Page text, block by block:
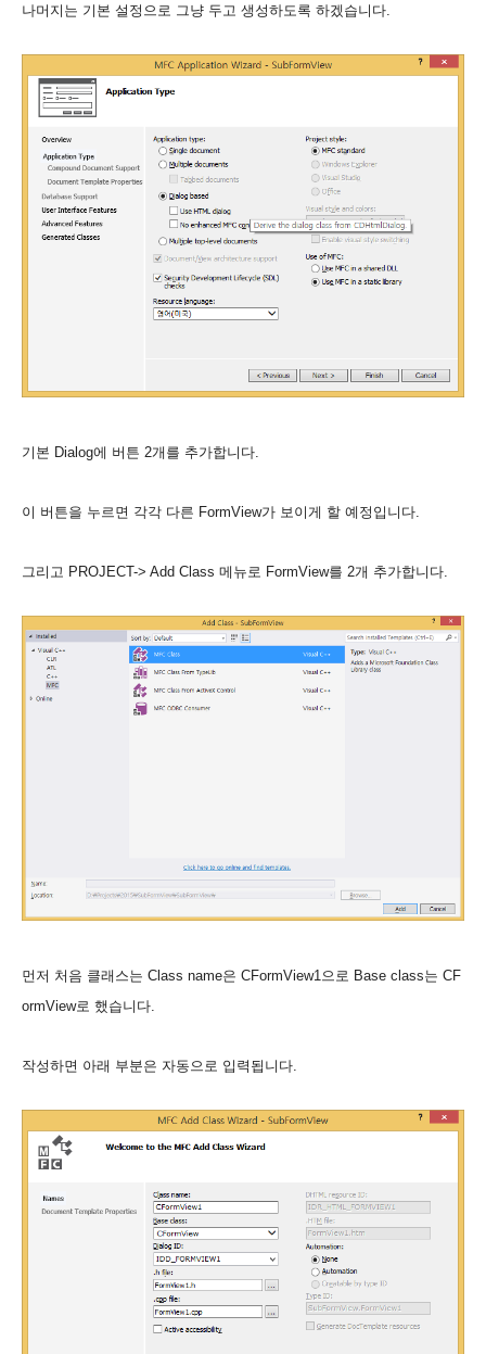
나머지는 기본 설정으로 그냥 두고 생성하도록 하겠습니다.
기본 Dialog에 버튼 2개를 추가합니다.
이 버튼을 누르면 각각 다른 FormView가 보이게 할 예정입니다.
그리고 PROJECT-> Add Class 메뉴로 FormView를 2개 추가합니다.
먼저 처음 클래스는 Class name은 CFormView1으로 Base class는 CF
ormView로 했습니다.
작성하면 아래 부분은 자동으로 입력됩니다.